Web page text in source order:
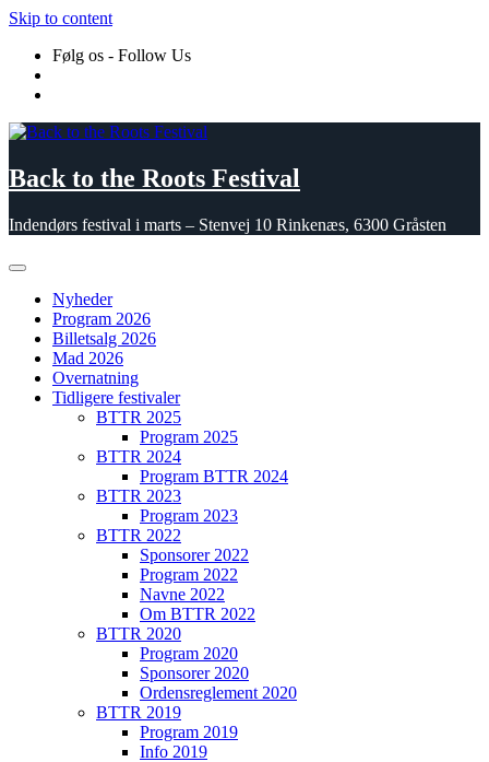
Skip to content
Følg os - Follow Us
Back to the Roots Festival
Indendørs festival i marts – Stenvej 10 Rinkenæs, 6300 Gråsten
Nyheder
Program 2026
Billetsalg 2026
Mad 2026
Overnatning
Tidligere festivaler
BTTR 2025
Program 2025
BTTR 2024
Program BTTR 2024
BTTR 2023
Program 2023
BTTR 2022
Sponsorer 2022
Program 2022
Navne 2022
Om BTTR 2022
BTTR 2020
Program 2020
Sponsorer 2020
Ordensreglement 2020
BTTR 2019
Program 2019
Info 2019